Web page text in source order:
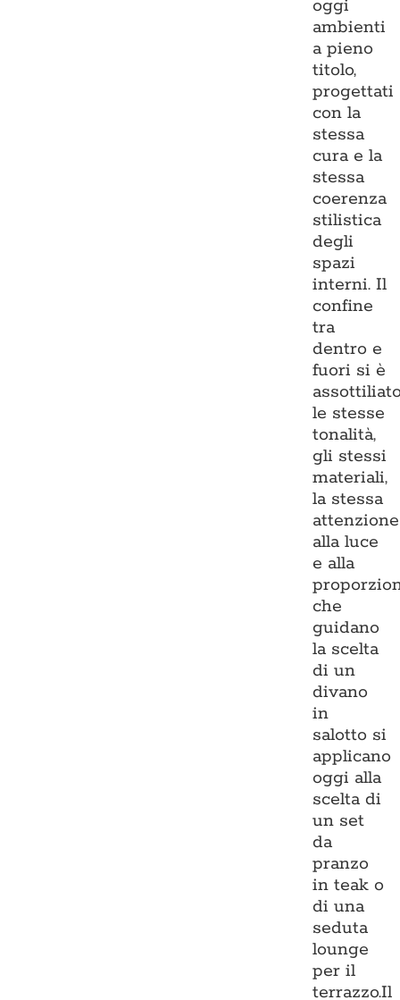
oggi
ambienti
a pieno
titolo,
progettati
con la
stessa
cura e la
stessa
coerenza
stilistica
degli
spazi
interni. Il
confine
tra
dentro e
fuori si è
le stesse
tonalità,
gli stessi
materiali,
la stessa
attenzione
alla luce
e alla
che
guidano
la scelta
di un
divano
in
salotto si
applicano
oggi alla
scelta di
un set
da
pranzo
in teak o
di una
seduta
lounge
per il
terrazzo.Il